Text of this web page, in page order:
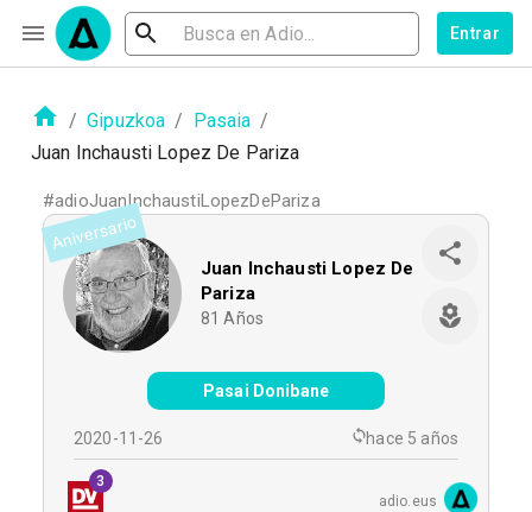
Entrar
/ Gipuzkoa / Pasaia /
Juan Inchausti Lopez De Pariza
#adioJuanInchaustiLopezDePariza
Aniversario
Juan Inchausti Lopez De
Pariza
81 Años
Pasai Donibane
2020-11-26 hace 5 años
3
adio.eus